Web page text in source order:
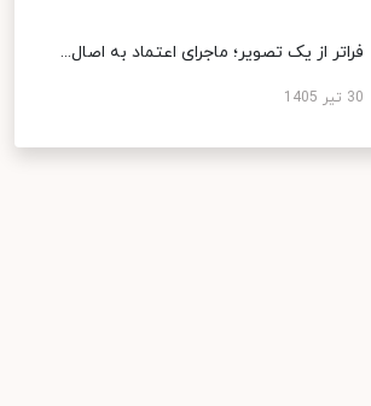
فراتر از یک تصویر؛ ماجرای اعتماد به اصال...
30 تیر 1405